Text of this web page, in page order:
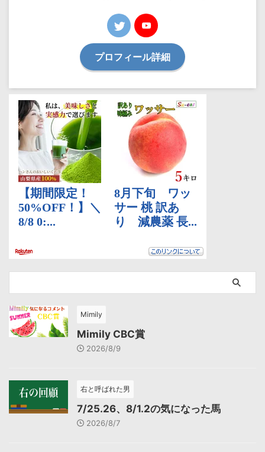
プロフィール詳細
Mimily
Mimily CBC賞
2026/8/9
右と呼ばれた男
7/25.26、8/1.2の気になった馬
2026/8/7